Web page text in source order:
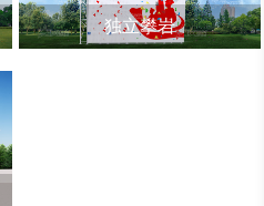
独立攀岩